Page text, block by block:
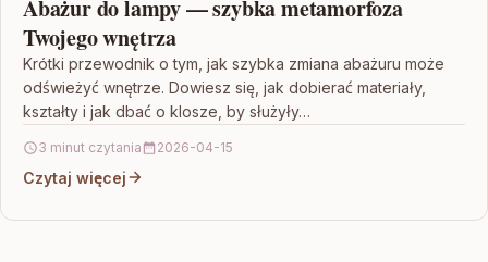
Abażur do lampy — szybka metamorfoza
Twojego wnętrza
Krótki przewodnik o tym, jak szybka zmiana abażuru może
odświeżyć wnętrze. Dowiesz się, jak dobierać materiały,
kształty i jak dbać o klosze, by służyły…
3 minut czytania 2026-04-15
Czytaj więcej